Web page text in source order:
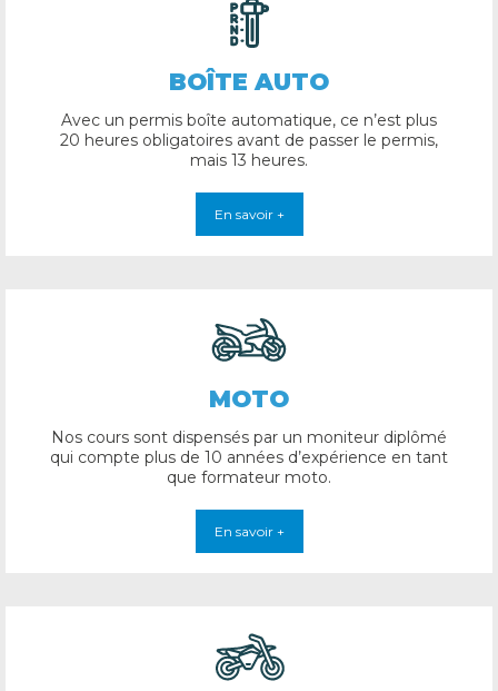
BOÎTE AUTO
Avec un permis boîte automatique, ce n’est plus
20 heures obligatoires avant de passer le permis,
mais 13 heures.
En savoir +
MOTO
Nos cours sont dispensés par un moniteur diplômé
qui compte plus de 10 années d’expérience en tant
que formateur moto.
En savoir +